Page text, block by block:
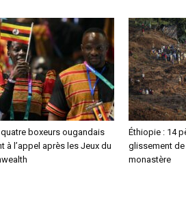
boxeurs ougandais
à l’appel après les Jeux du
Éthiopie : 14
glissement de
monastère